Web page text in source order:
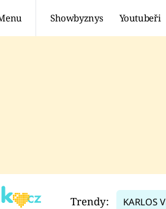
Showbyznys Youtubeři
TADEÁŠ KUBĚNKA
DATEL
Trendy: KARLOS